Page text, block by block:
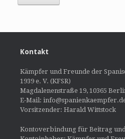
Kontakt
Kämpfer und Freunde der
1939 e. V. (KFSR)
Magdalenenstraße 19, 10365
E-Mail:
Vorsitzender: Harald Wittstock
Kontoverbindung für Beitrag